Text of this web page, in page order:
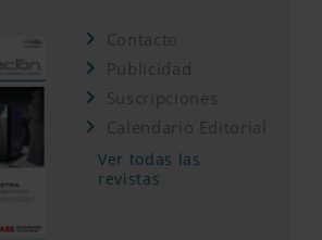
Contacto
Publicidad
Suscripciones
Calendario Editorial
Ver todas las
revistas